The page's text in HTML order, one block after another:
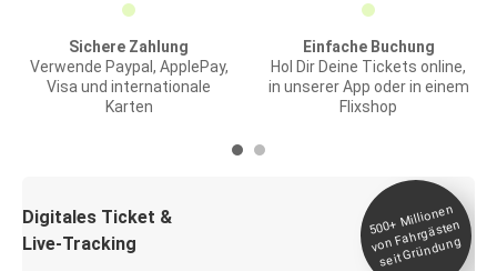
Sichere Zahlung
Verwende Paypal, ApplePay,
Visa und internationale
Karten
Einfache Buchung
Hol Dir Deine Tickets online,
in unserer App oder in einem
Flixshop
Digitales Ticket &
Live-Tracking
500+
Millionen
von Fahrgästen
seit
Gründung